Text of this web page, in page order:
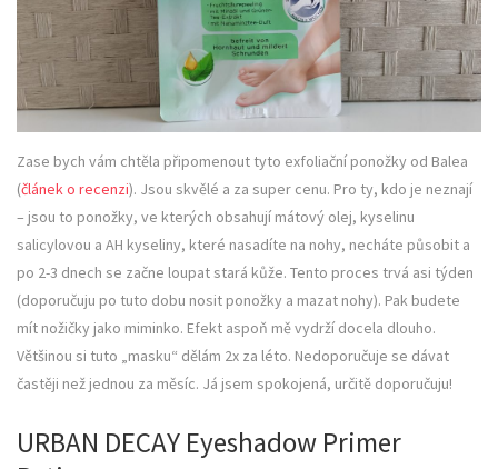
Zase bych vám chtěla připomenout tyto exfoliační ponožky od Balea
(článek o recenzi). Jsou skvělé a za super cenu. Pro ty, kdo je neznají
– jsou to ponožky, ve kterých obsahují mátový olej, kyselinu
salicylovou a AH kyseliny, které nasadíte na nohy, necháte působit a
po 2-3 dnech se začne loupat stará kůže. Tento proces trvá asi týden
(doporučuju po tuto dobu nosit ponožky a mazat nohy). Pak budete
mít nožičky jako miminko. Efekt aspoň mě vydrží docela dlouho.
Většinou si tuto „masku“ dělám 2x za léto. Nedoporučuje se dávat
častěji než jednou za měsíc. Já jsem spokojená, určitě doporučuju!
URBAN DECAY Eyeshadow Primer